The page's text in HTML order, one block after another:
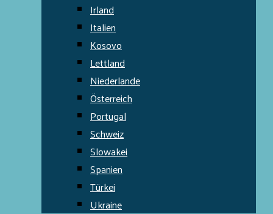
Irland
Italien
Kosovo
Lettland
Niederlande
Österreich
Portugal
Schweiz
Slowakei
Spanien
Türkei
Ukraine